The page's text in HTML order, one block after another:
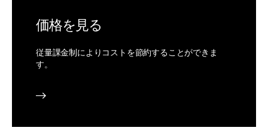
価格を見る
従量課金制によりコストを節約することができま
す。